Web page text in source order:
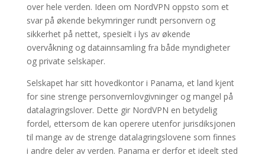
over hele verden. Ideen om NordVPN oppsto som et
svar på økende bekymringer rundt personvern og
sikkerhet på nettet, spesielt i lys av økende
overvåkning og datainnsamling fra både myndigheter
og private selskaper.
Selskapet har sitt hovedkontor i Panama, et land kjent
for sine strenge personvernlovgivninger og mangel på
datalagringslover. Dette gir NordVPN en betydelig
fordel, ettersom de kan operere utenfor jurisdiksjonen
til mange av de strenge datalagringslovene som finnes
i andre deler av verden. Panama er derfor et ideelt sted